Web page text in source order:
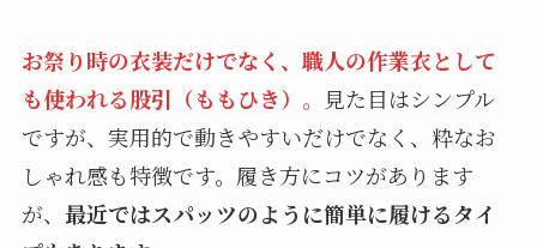
お祭り時の衣装だけでなく、職人の作業衣として
も使われる股引（ももひき）。 見た目はシンプル
ですが、実用的で動きやすいだけでなく、粋なお
しゃれ感も特徴です。履き方にコツがあります
が、 最近ではスパッツのように簡単に履けるタイ